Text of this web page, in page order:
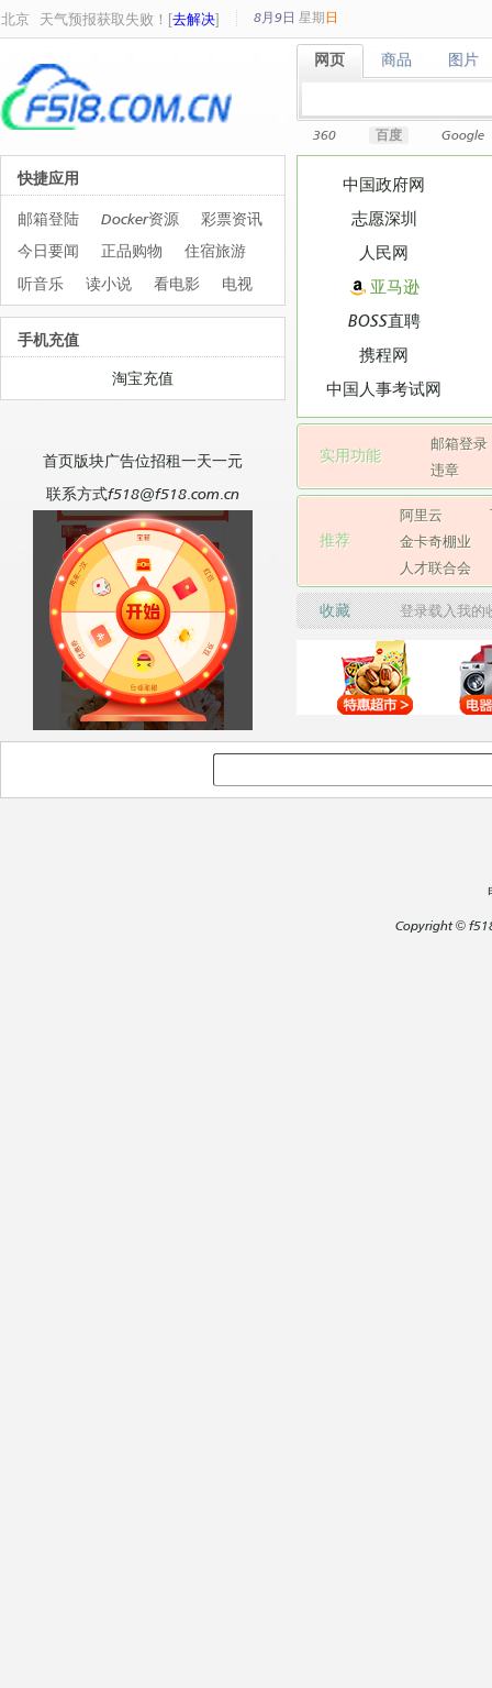
北京 天气预报获取失败！[去解决] 8月9日 星期 日
网页
网页 商品
商品 图片
图片
360 百度 Google
中国政府网
志愿深圳
人民网
亚马逊
BOSS直聘
携程网
中国人事考试网
实用功能
邮箱登录
违章
推荐
阿里云
金卡奇棚业
人才联合会
收藏 登录载入我
快捷应用
邮箱登陆 Docker资源
彩票资讯
今日要闻
正品购物
住宿旅游
听音乐
读小说 看电影 电视
手机充值
淘宝充值
首页版块广告位招租一天一元
联系方式f518@f518.com.cn
Copyright©